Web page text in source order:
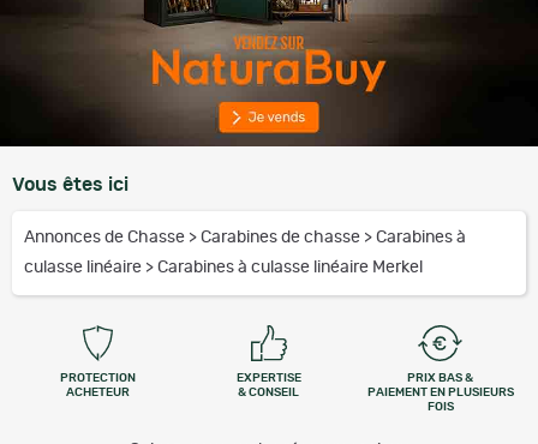
Vous êtes ici
Annonces de Chasse > Carabines de chasse > Carabines à
culasse linéaire > Carabines à culasse linéaire Merkel
PROTECTION
ACHETEUR
EXPERTISE
& CONSEIL
PRIX BAS &
PAIEMENT EN PLUSIEURS
FOIS